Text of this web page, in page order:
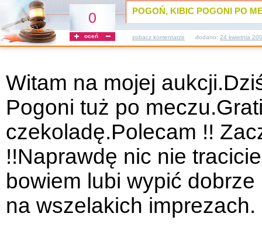
Witam na mojej
Pogoni tuż po
czekoladę.Polecam !!
!!Naprawdę nic nie
bowiem lubi wypić
na wszelakich imprezach.
0
oceń
POGOŃ, KIBIC POGONI PO
zobacz komentarze dodano: 24 kwietnia